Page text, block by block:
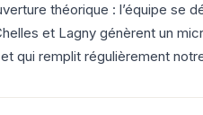
théorique : l’équipe se
et Lagny génèrent un
qui remplit régulièrement